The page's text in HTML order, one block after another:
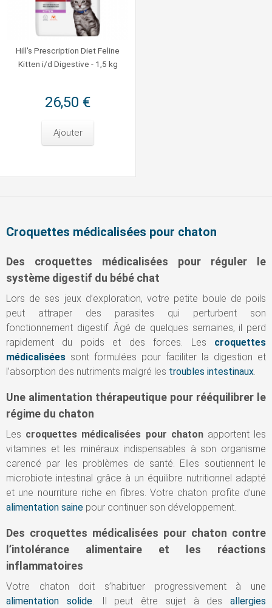
Hill's Prescription Diet Feline
Kitten i/d Digestive - 1,5 kg
26,50 €
Ajouter
Croquettes médicalisées pour chaton
Des croquettes médicalisées pour réguler le
système digestif du bébé chat
Lors de ses jeux d’exploration, votre petite boule de poils
peut attraper des parasites qui perturbent son
fonctionnement digestif. Âgé de quelques semaines, il perd
rapidement du poids et des forces. Les croquettes
médicalisées sont formulées pour faciliter la digestion et
l’absorption des nutriments malgré les troubles intestinaux.
Une alimentation thérapeutique pour rééquilibrer le
régime du chaton
Les croquettes médicalisées pour chatonapportent les
vitamines et les minéraux indispensables à son organisme
carencé par les problèmes de santé. Elles soutiennent le
microbiote intestinal grâce à un équilibre nutritionnel adapté
et une nourriture riche en fibres. Votre chaton profite d’une
alimentation saine pour continuer son développement.
Des croquettes médicalisées pour chaton contre
l’intolérance alimentaire et les réactions
inflammatoires
Votre chaton doit s’habituer progressivement à une
alimentation solide. Il peut être sujet à des allergies